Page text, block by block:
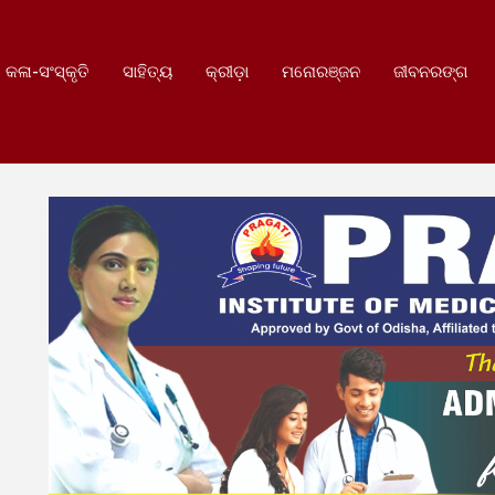
କଳା-ସଂସ୍କୃତି ସାହିତ୍ୟ କ୍ରୀଡ଼ା ମନୋରଞ୍ଜନ ଜୀବନରଙ୍ଗ